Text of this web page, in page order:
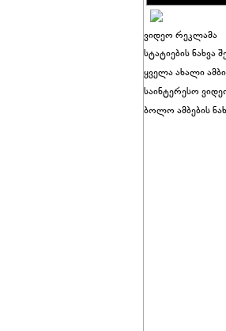
ვიდეო რეკლამა
სტატიების ნახვა
ყველა ახალი
საინტერესო
ბოლო ამბების